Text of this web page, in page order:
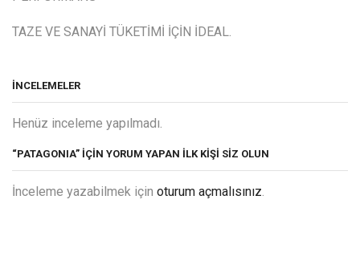
TAZE VE SANAYİ TÜKETİMİ İÇİN İDEAL.
İNCELEMELER
Henüz inceleme yapılmadı.
“PATAGONIA” IÇIN YORUM YAPAN ILK KIŞI SIZ OLUN
İnceleme yazabilmek için oturum açmalısınız